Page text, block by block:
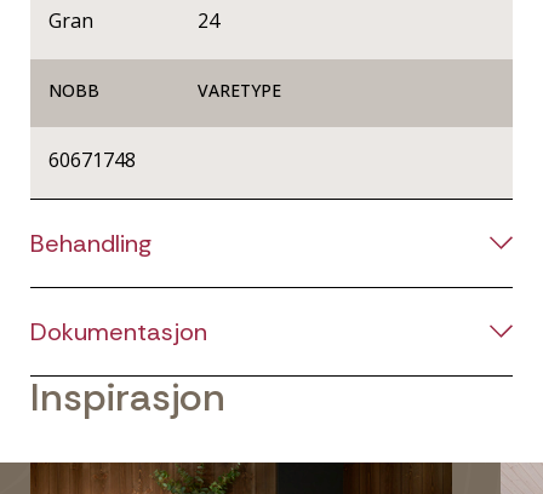
Gran 24
NOBB VARETYPE
60671748
Behandling
Dokumentasjon
Inspirasjon